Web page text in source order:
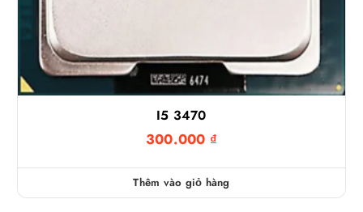
I5 3470
300.000 ₫
Thêm vào giỏ hàng